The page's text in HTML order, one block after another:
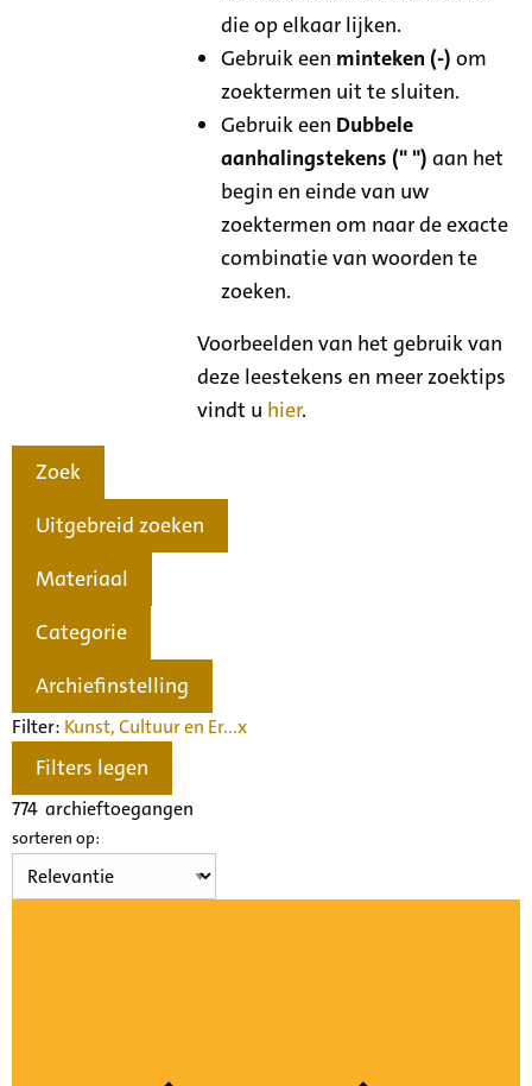
die op elkaar lijken.
Gebruik een minteken (-) om
zoektermen uit te sluiten.
Gebruik een Dubbele
aanhalingstekens (" ") aan het
begin en einde van uw
zoektermen om naar de exacte
combinatie van woorden te
zoeken.
Voorbeelden van het gebruik van
deze leestekens en meer zoektips
vindt u hier.
Zoek
Uitgebreid zoeken
Materiaal
Categorie
Archiefinstelling
Filter: Kunst, Cultuur en Er...x
Filters legen
774 archieftoegangen
sorteren op: